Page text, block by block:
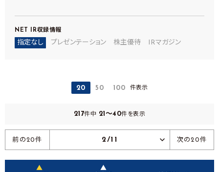
NET IR収録情報
指定なし プレゼンテーション 株主優待 IRマガジン
20 50 100 件表示
217件中 21～40件を表示
前の20件 2/11 次の20件
▲
▲